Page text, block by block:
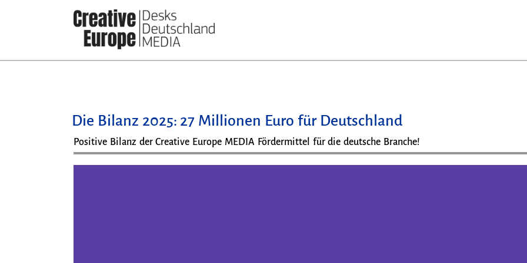
Die Bilanz 2025: 27 Millionen Euro für Deutschland
Positive Bilanz der Creative Europe MEDIA Fördermittel für die deutsche Branche!